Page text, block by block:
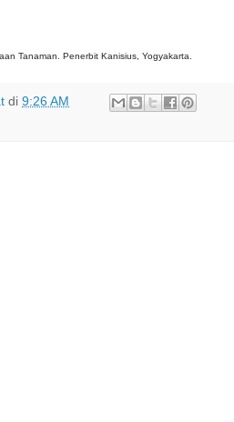
Tanaman. Penerbit Kanisius, Yogyakarta.
di 9:26 AM